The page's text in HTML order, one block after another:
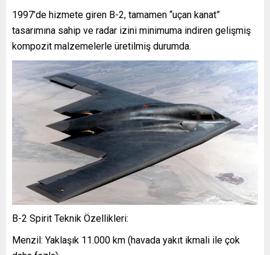
1997’de hizmete giren B-2, tamamen “uçan kanat”
tasarımına sahip ve radar izini minimuma indiren gelişmiş
kompozit malzemelerle üretilmiş durumda.
B-2 Spirit Teknik Özellikleri:
Menzil: Yaklaşık 11.000 km (havada yakıt ikmali ile çok